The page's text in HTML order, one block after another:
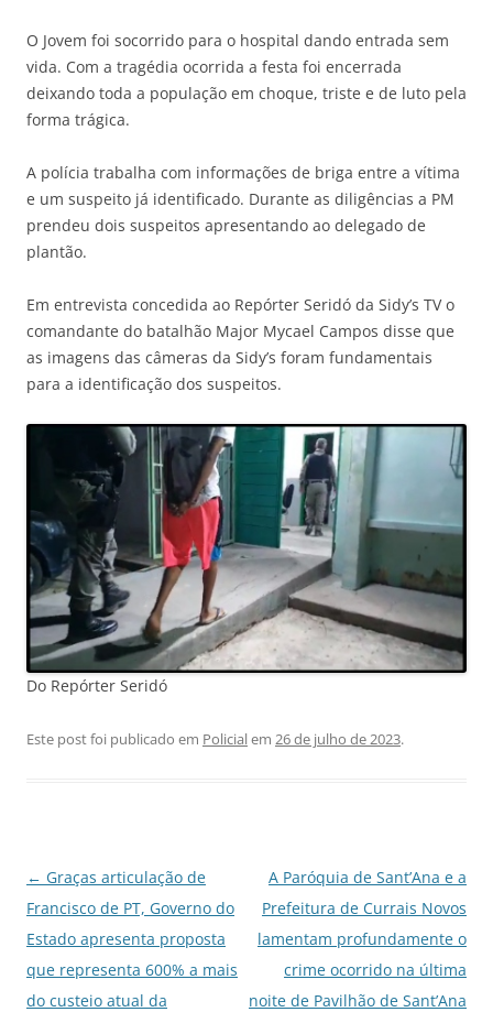
O Jovem foi socorrido para o hospital dando entrada sem
vida. Com a tragédia ocorrida a festa foi encerrada
deixando toda a população em choque, triste e de luto pela
forma trágica.
A polícia trabalha com informações de briga entre a vítima
e um suspeito já identificado. Durante as diligências a PM
prendeu dois suspeitos apresentando ao delegado de
plantão.
Em entrevista concedida ao Repórter Seridó da Sidy’s TV o
comandante do batalhão Major Mycael Campos disse que
as imagens das câmeras da Sidy’s foram fundamentais
para a identificação dos suspeitos.
Do Repórter Seridó
Este post foi publicado em Policialem 26 de julho de 2023.
Navegação
de
posts
← Graças articulação de
Francisco de PT, Governo do
Estado apresenta proposta
que representa 600% a mais
do custeio atual da
A Paróquia de Sant’Ana e a
Prefeitura de Currais Novos
lamentam profundamente o
crime ocorrido na última
noite de Pavilhão de Sant’Ana